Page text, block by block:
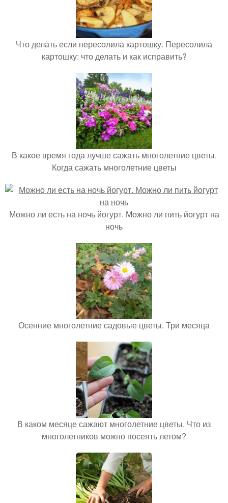
Что делать если пересолила картошку. Пересолила
картошку: что делать и как исправить?
В какое время года лучше сажать многолетние цветы.
Когда сажать многолетние цветы
Можно ли есть на ночь йогурт. Можно ли пить йогурт на
ночь
Осенние многолетние садовые цветы. Три месяца
В каком месяце сажают многолетние цветы. Что из
многолетников можно посеять летом?